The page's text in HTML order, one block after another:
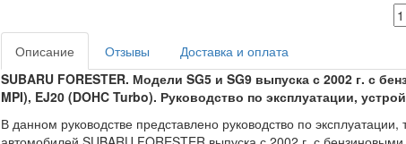
Описание
Отзывы
Доставка и оплата
SUBARU FORESTER. Модели SG5 и SG9 выпуска с 2002 г. с
MPI), EJ20 (DOHC Turbo). Руководство по эксплуатации,
В данном руководстве представлено руководство по